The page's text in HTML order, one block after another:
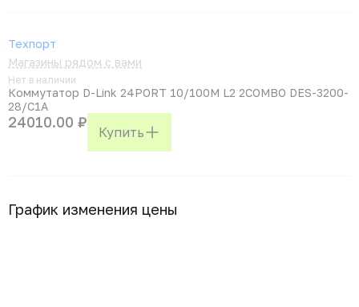
Техпорт
Магазины рядом с вами
Нет в наличии
Коммутатор D-Link 24PORT 10/100M L2 2COMBO DES-3200-
28/C1A
24010.00 ₽
Купить
График изменения цены